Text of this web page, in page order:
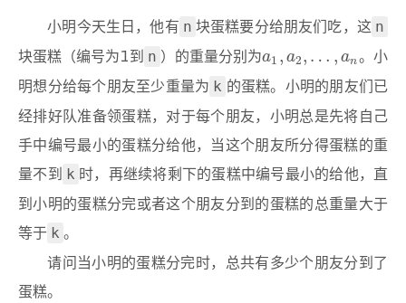
小明今天生日，他有 n 块蛋糕要分给朋友们吃，这 n
块蛋糕（编号为1到 n ）的重量分别为a1 , a2, … , an
a1 ,a2,… ,a n
。小
明想分给每个朋友至少重量为 k 的蛋糕。小明的朋友们已
经排好队准备领蛋糕，对于每个朋友，小明总是先将自己
手中编号最小的蛋糕分给他，当这个朋友所分得蛋糕的重
量不到 k 时，再继续将剩下的蛋糕中编号最小的给他，直
到小明的蛋糕分完或者这个朋友分到的蛋糕的总重量大于
等于 k 。
请问当小明的蛋糕分完时，总共有多少个朋友分到了
蛋糕。